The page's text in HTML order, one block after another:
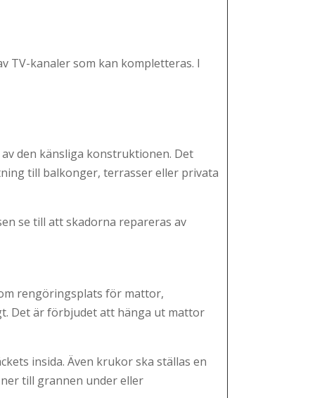
TV-kanaler som kan kompletteras. I
den känsliga konstruktionen. Det
till balkonger, terrasser eller privata
se till att skadorna repareras av
rengöringsplats för mattor,
Det är förbjudet att hänga ut mattor
insida. Även krukor ska ställas en
till grannen under eller